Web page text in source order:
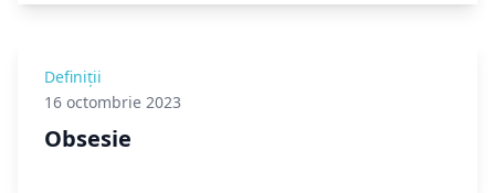
Definiții
16 octombrie 2023
Obsesie